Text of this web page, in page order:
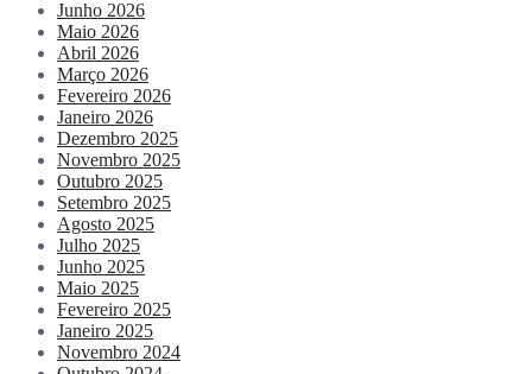
Junho 2026
Maio 2026
Abril 2026
Março 2026
Fevereiro 2026
Janeiro 2026
Dezembro 2025
Novembro 2025
Outubro 2025
Setembro 2025
Agosto 2025
Julho 2025
Junho 2025
Maio 2025
Fevereiro 2025
Janeiro 2025
Novembro 2024